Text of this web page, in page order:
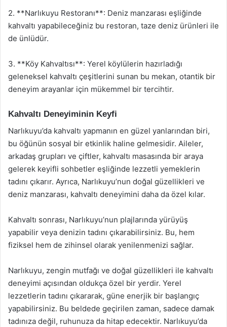
2. **Narlıkuyu Restoranı**: Deniz manzarası eşliğinde
kahvaltı yapabileceğiniz bu restoran, taze deniz ürünleri ile
de ünlüdür.
3. **Köy Kahvaltısı**: Yerel köylülerin hazırladığı
geleneksel kahvaltı çeşitlerini sunan bu mekan, otantik bir
deneyim arayanlar için mükemmel bir tercihtir.
Kahvaltı Deneyiminin Keyfi
Narlıkuyu’da kahvaltı yapmanın en güzel yanlarından biri,
bu öğünün sosyal bir etkinlik haline gelmesidir. Aileler,
arkadaş grupları ve çiftler, kahvaltı masasında bir araya
gelerek keyifli sohbetler eşliğinde lezzetli yemeklerin
tadını çıkarır. Ayrıca, Narlıkuyu’nun doğal güzellikleri ve
deniz manzarası, kahvaltı deneyimini daha da özel kılar.
Kahvaltı sonrası, Narlıkuyu’nun plajlarında yürüyüş
yapabilir veya denizin tadını çıkarabilirsiniz. Bu, hem
fiziksel hem de zihinsel olarak yenilenmenizi sağlar.
Narlıkuyu, zengin mutfağı ve doğal güzellikleri ile kahvaltı
deneyimi açısından oldukça özel bir yerdir. Yerel
lezzetlerin tadını çıkararak, güne enerjik bir başlangıç
yapabilirsiniz. Bu beldede geçirilen zaman, sadece damak
tadınıza değil, ruhunuza da hitap edecektir. Narlıkuyu’da